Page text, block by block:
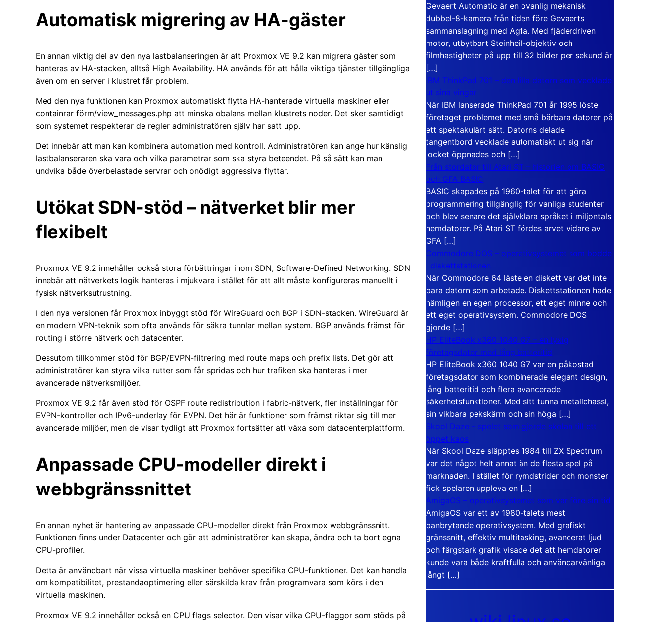
Automatisk migrering av HA-gäster
En annan viktig del av den nya lastbalanseringen är att Proxmox VE 9.2 kan migrera gäster som
hanteras av HA-stacken, alltså High Availability. HA används för att hålla viktiga tjänster tillgängliga
även om en server i klustret får problem.
Med den nya funktionen kan Proxmox automatiskt flytta HA-hanterade virtuella maskiner eller
containrar förm/view_messages.php att minska obalans mellan klustrets noder. Det sker samtidigt
som systemet respekterar de regler administratören själv har satt upp.
Det innebär att man kan kombinera automation med kontroll. Administratören kan ange hur känslig
lastbalanseraren ska vara och vilka parametrar som ska styra beteendet. På så sätt kan man
undvika både överbelastade servrar och onödigt aggressiva flyttar.
Utökat SDN-stöd – nätverket blir mer
flexibelt
Proxmox VE 9.2 innehåller också stora förbättringar inom SDN, Software-Defined Networking. SDN
innebär att nätverkets logik hanteras i mjukvara i stället för att allt måste konfigureras manuellt i
fysisk nätverksutrustning.
I den nya versionen får Proxmox inbyggt stöd för WireGuard och BGP i SDN-stacken. WireGuard är
en modern VPN-teknik som ofta används för säkra tunnlar mellan system. BGP används främst för
routing i större nätverk och datacenter.
Dessutom tillkommer stöd för BGP/EVPN-filtrering med route maps och prefix lists. Det gör att
administratörer kan styra vilka rutter som får spridas och hur trafiken ska hanteras i mer
avancerade nätverksmiljöer.
Proxmox VE 9.2 får även stöd för OSPF route redistribution i fabric-nätverk, fler inställningar för
EVPN-kontroller och IPv6-underlay för EVPN. Det här är funktioner som främst riktar sig till mer
avancerade miljöer, men de visar tydligt att Proxmox fortsätter att växa som datacenterplattform.
Anpassade CPU-modeller direkt i
webbgränssnittet
En annan nyhet är hantering av anpassade CPU-modeller direkt från Proxmox webbgränssnitt.
Funktionen finns under Datacenter och gör att administratörer kan skapa, ändra och ta bort egna
CPU-profiler.
Detta är användbart när vissa virtuella maskiner behöver specifika CPU-funktioner. Det kan handla
om kompatibilitet, prestandaoptimering eller särskilda krav från programvara som körs i den
virtuella maskinen.
Proxmox VE 9.2 innehåller också en CPU flags selector. Den visar vilka CPU-flaggor som stöds på
Gevaert Automatic är en ovanlig mekanisk
dubbel-8-kamera från tiden före Gevaerts
sammanslagning med Agfa. Med fjäderdriven
motor, utbytbart Steinheil-objektiv och
filmhastigheter på upp till 32 bilder per sekund är
[…]
IBM ThinkPad 701 – den lilla datorn som vecklade
ut sina vingar
När IBM lanserade ThinkPad 701 år 1995 löste
företaget problemet med små bärbara datorer på
ett spektakulärt sätt. Datorns delade
tangentbord vecklade automatiskt ut sig när
locket öppnades och […]
Från stordator till Atari ST – historien om BASIC
och GFA BASIC
BASIC skapades på 1960-talet för att göra
programmering tillgänglig för vanliga studenter
och blev senare det självklara språket i miljontals
hemdatorer. På Atari ST fördes arvet vidare av
GFA […]
Commodore DOS – operativsystemet som bodde
i diskettstationen
När Commodore 64 läste en diskett var det inte
bara datorn som arbetade. Diskettstationen hade
nämligen en egen processor, ett eget minne och
ett eget operativsystem. Commodore DOS
gjorde […]
HP EliteBook x360 1040 G7 – en lyxig
företagsdator med lång batteritid
HP EliteBook x360 1040 G7 var en påkostad
företagsdator som kombinerade elegant design,
lång batteritid och flera avancerade
säkerhetsfunktioner. Med sitt tunna metallchassi,
sin vikbara pekskärm och sin höga […]
Skool Daze – spelet som gjorde skolan till ett
öppet kaos
När Skool Daze släpptes 1984 till ZX Spectrum
var det något helt annat än de flesta spel på
marknaden. I stället för rymdstrider och monster
fick spelaren uppleva en […]
AmigaOS – operativsystemet som var före sin tid
AmigaOS var ett av 1980-talets mest
banbrytande operativsystem. Med grafiskt
gränssnitt, effektiv multitasking, avancerat ljud
och färgstark grafik visade det att hemdatorer
kunde vara både kraftfulla och användarvänliga
långt […]